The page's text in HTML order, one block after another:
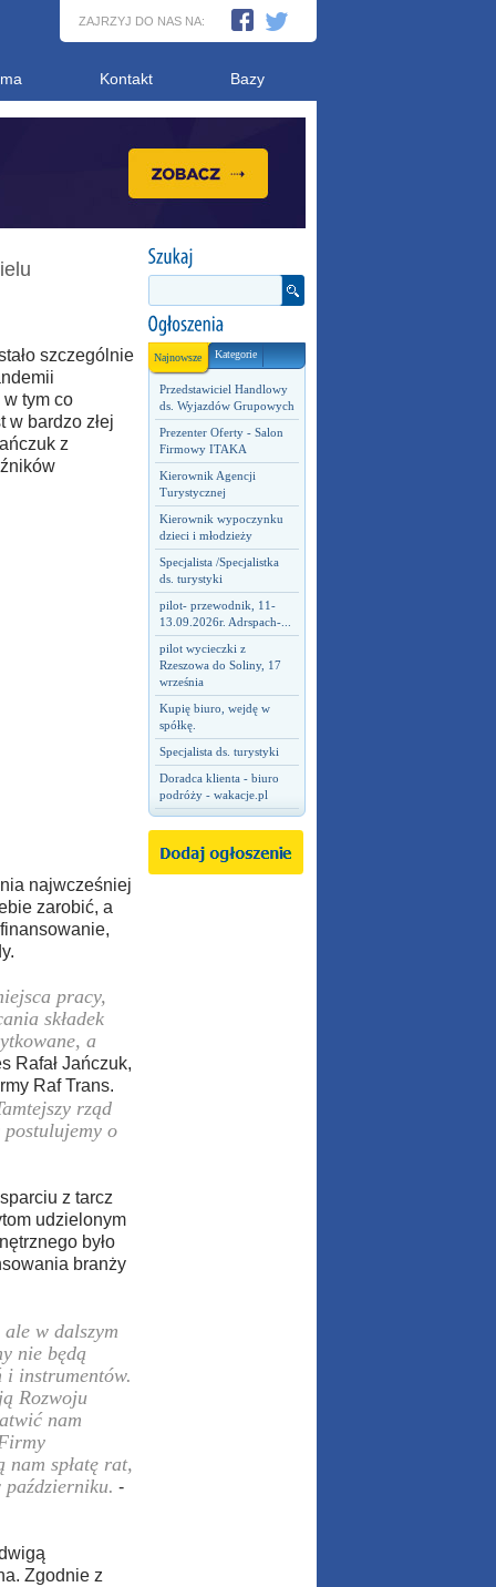
ZAJRZYJ DO NAS NA:
Kontakt Bazy
Najnowsze Kategorie
Przedstawiciel Handlowy
ds. Wyjazdów Grupowych
Prezenter Oferty - Salon
Firmowy ITAKA
Kierownik Agencji
Turystycznej
Kierownik wypoczynku
dzieci i młodzieży
Specjalista /Specjalistka
ds. turystyki
pilot- przewodnik, 11-
13.09.2026r. Adrspach-...
pilot wycieczki z
Rzeszowa do Soliny, 17
września
Kupię biuro, wejdę w
spółkę.
Specjalista ds. turystyki
Doradca klienta - biuro
podróży - wakacje.pl
szczególnie
tym co
w bardzo złej
z
najwcześniej
zarobić, a
pracy,
składek
a
Rafał Jańczuk,
Raf Trans.
rząd
o
z tarcz
udzielonym
było
branży
w dalszym
nie będą
i instrumentów.
Rozwoju
nam
nam spłatę rat,
-
Zgodnie z